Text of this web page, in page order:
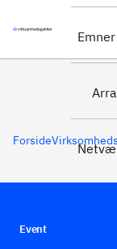
Emner
Forside
Event